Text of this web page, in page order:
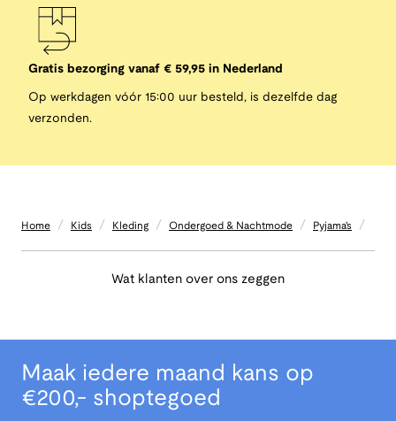
Gratis bezorging vanaf € 59,95 in Nederland
Op werkdagen vóór 15:00 uur besteld, is dezelfde dag
verzonden.
Home / Kids / Kleding / Ondergoed & Nachtmode / Pyjama's /
Wat klanten over ons zeggen
Maak iedere maand kans op
€200,- shoptegoed